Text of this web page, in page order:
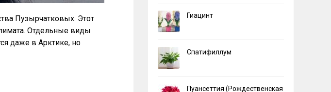
Пузырчатковых. Этот
Отдельные виды
даже в Арктике, но
Гиацинт
Спатифиллум
Пуансеттия (Рождественская